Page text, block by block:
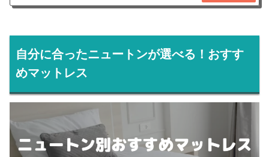
自分に合ったニュートンが選べる！おすす
めマットレス